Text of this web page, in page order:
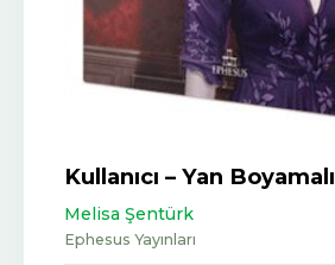
Kullanıcı – Yan Boyamalı
Melisa Şentürk
Ephesus Yayınları